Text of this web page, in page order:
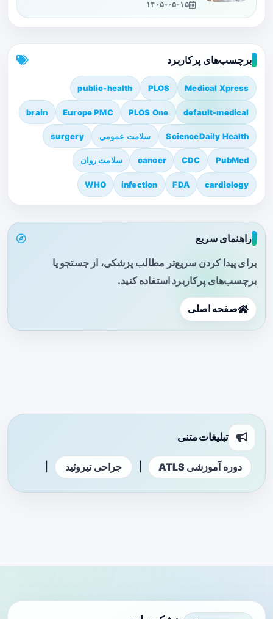
۱۴۰۵-۰۵-۱۵
برچسب‌های پرکاربرد
Medical Xpress
PLOS
public-health
default-medical
PLOS One
Europe PMC
brain
ScienceDaily Health سلامت عمومی surgery
PubMed
CDC
cancer سلامت روان
cardiology
FDA
infection
WHO
راهنمای سریع
برای پیدا کردن سریع‌تر مطالب پزشکی، از جستجو یا
برچسب‌های پرکاربرد استفاده کنید.
صفحه اصلی
تبلیغات متنی
دوره آموزشی ATLS جراحی تیروئید